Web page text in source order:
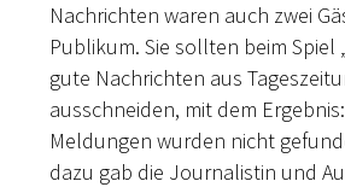
Nachrichten waren auch zwei
Publikum. Sie sollten beim Spiel
gute Nachrichten aus
ausschneiden, mit dem
Meldungen wurden nicht
dazu gab die Journalistin und